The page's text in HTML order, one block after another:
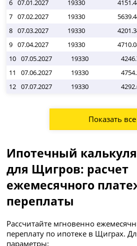
6 07.01.2027 19330
7 07.02.2027 19330
8 07.03.2027 19330
9 07.04.2027 19330
10 07.05.2027 19330
11
07.06.2027 19330
12 07.07.2027 19330
Показать все
Ипотечный
для Щигров: расчет
ежемесячного
переплаты
Рассчитайте мгновенно
переплату по ипотеке в Щиграх.
параметры: